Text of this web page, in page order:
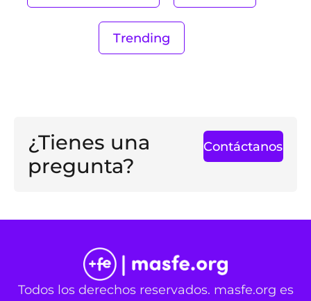
Trending
¿Tienes una
pregunta?
Contáctanos
Todos los derechos reservados. masfe.org es